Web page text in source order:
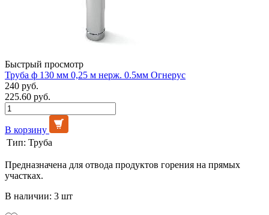
Быстрый просмотр
Труба ф 130 мм 0,25 м нерж. 0.5мм Огнерус
240 руб.
225.60 руб.
В корзину
Тип: Труба
Предназначена для отвода продуктов горения на прямых
участках.
В наличии: 3 шт